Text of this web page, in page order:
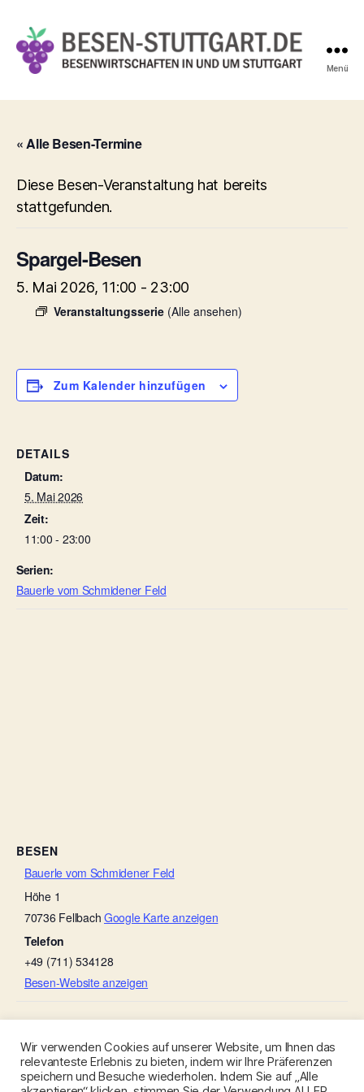
Stuttgart.de
Menü
« Alle Besen-Termine
Diese Besen-Veranstaltung hat bereits
stattgefunden.
Spargel-Besen
5. Mai 2026, 11:00 - 23:00
Veranstaltungsserie (Alle ansehen)
Zum Kalender hinzufügen
DETAILS
Datum:
5. Mai 2026
Zeit:
11:00 - 23:00
Serien:
Bauerle vom Schmidener Feld
BESEN
Bauerle vom Schmidener Feld
Höhe 1
70736 Fellbach Google Karte anzeigen
Telefon
+49 (711) 534128
Besen-Website anzeigen
Wir verwenden Cookies auf unserer Website, um Ihnen das
relevanteste Erlebnis zu bieten, indem wir Ihre Präferenzen
speichern und Besuche wiederholen. Indem Sie auf „Alle